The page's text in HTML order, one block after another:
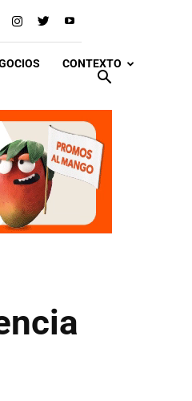
CONTEXTO